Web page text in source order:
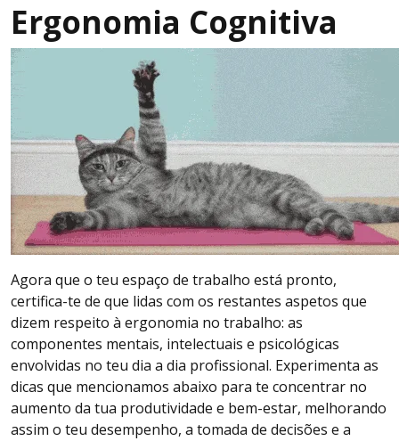
Ergonomia Cognitiva
Agora que o teu espaço de trabalho está pronto,
certifica-te de que lidas com os restantes aspetos que
dizem respeito à ergonomia no trabalho: as
componentes mentais, intelectuais e psicológicas
envolvidas no teu dia a dia profissional. Experimenta as
dicas que mencionamos abaixo para te concentrar no
aumento da tua produtividade e bem-estar, melhorando
assim o teu desempenho, a tomada de decisões e a